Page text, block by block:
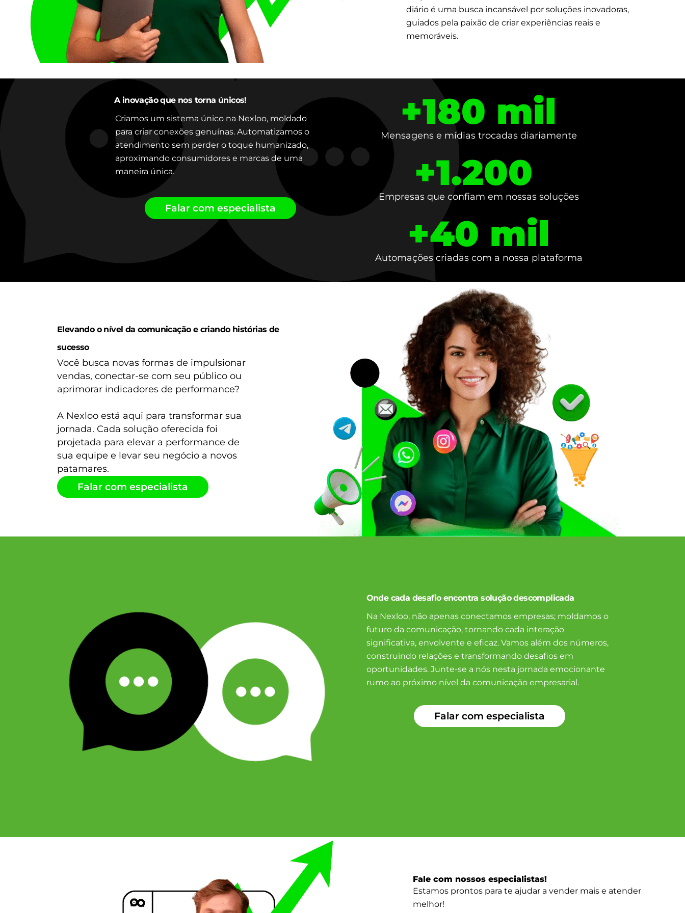
diário é uma busca incansável por soluções inovadoras,
guiados pela paixão de criar experiências reais e
memoráveis.
A inovação que nos torna únicos!
Criamos um sistema único na Nexloo, moldado
para criar conexões genuínas. Automatizamos o
atendimento sem perder o toque humanizado,
aproximando consumidores e marcas de uma
maneira única.
Falar com especialista
+180 mil
Mensagens e mídias trocadas diariamente
+1.200
Empresas que confiam em nossas soluções
+40 mil
Automações criadas com a nossa plataforma
Elevando o nível da comunicação e criando histórias de
sucesso​
Você busca novas formas de impulsionar
vendas, conectar-se com seu público ou
aprimorar indicadores de performance?
A Nexloo está aqui para transformar sua
jornada. Cada solução oferecida foi
projetada para elevar a performance de
sua equipe e levar seu negócio a novos
patamares.
Falar com especialista
Onde cada desafio encontra solução descomplicada
Na Nexloo, não apenas conectamos empresas; moldamos o
futuro da comunicação, tornando cada interação
significativa, envolvente e eficaz. Vamos além dos números,
construindo relações e transformando desafios em
oportunidades. Junte-se a nós nesta jornada emocionante
rumo ao próximo nível da comunicação empresarial.
Falar com especialista
Fale com nossos especialistas!
Estamos prontos para te ajudar a vender mais e atender
melhor!